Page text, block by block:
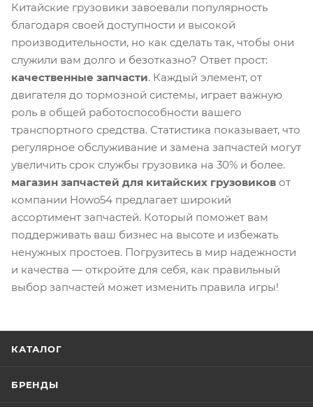
Китайские грузовики завоевали популярность
благодаря своей доступности и высокой
производительности, но как сделать так, чтобы они
служили вам долго и безотказно? Ответ прост:
качественные запчасти. Каждый элемент, от
двигателя до тормозной системы, играет важную
роль в общей работоспособности вашего
транспортного средства. Статистика показывает, что
регулярное обслуживание и замена запчастей могут
увеличить срок службы грузовика на 30% и более.
магазин запчастей для китайских грузовиков от
компании Howo54 предлагает широкий
ассортимент запчастей. Который поможет вам
поддерживать ваш бизнес на высоте и избежать
ненужных простоев. Погрузитесь в мир надежности
и качества — откройте для себя, как правильный
выбор запчастей может изменить правила игры!
КАТАЛОГ
БРЕНДЫ